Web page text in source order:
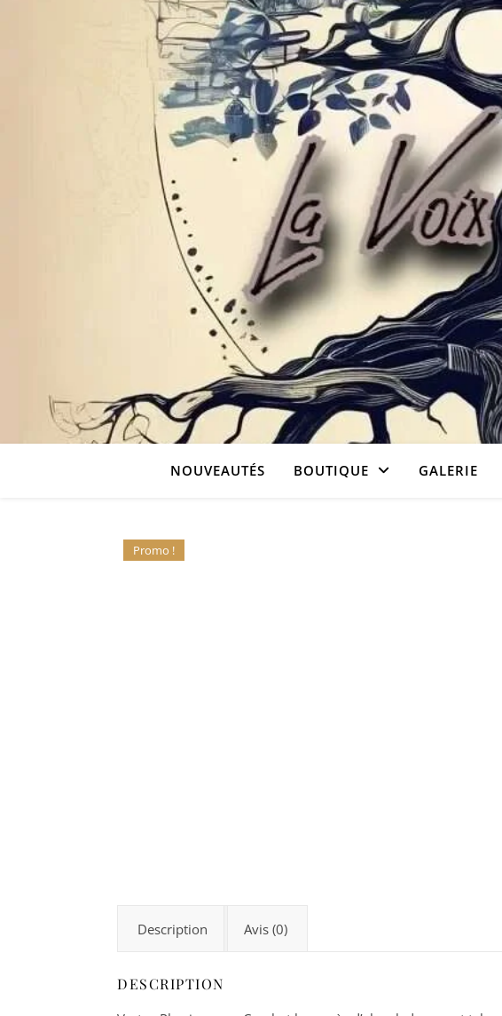
NOUVEAUTÉS BOUTIQUE GALERIE
Promo !
Description Avis (0)
DESCRIPTION